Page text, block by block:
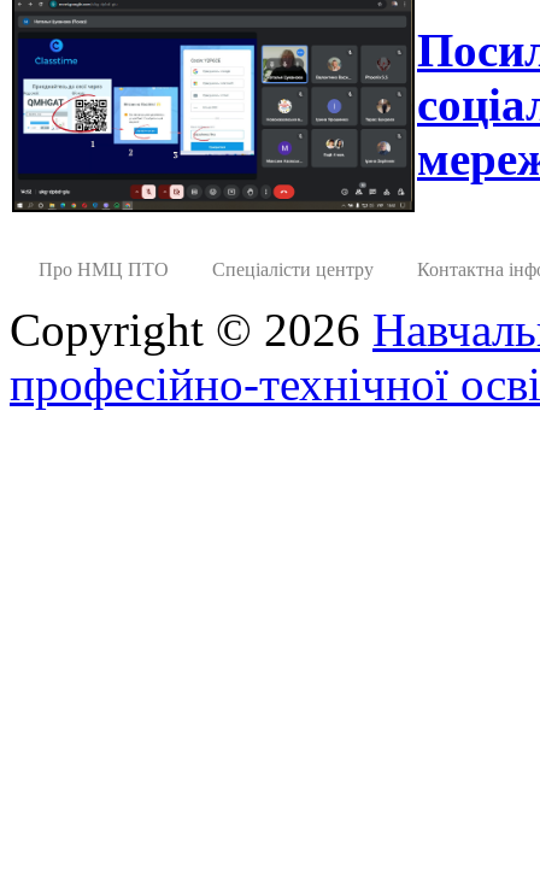
Про НМЦ ПТО Спеціалісти центру Контактна
Copyright © 2026
професійно-технічної